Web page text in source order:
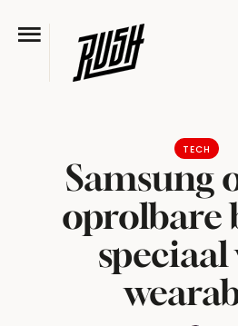
TECH
Samsung
oprolbare